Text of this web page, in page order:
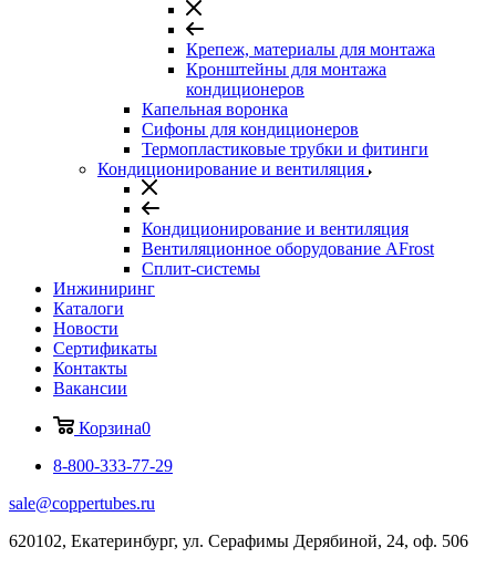
Крепеж, материалы для монтажа
Кронштейны для монтажа
кондиционеров
Капельная воронка
Сифоны для кондиционеров
Термопластиковые трубки и фитинги
Кондиционирование и вентиляция
Кондиционирование и вентиляция
Вентиляционное оборудование AFrost
Сплит-системы
Инжиниринг
Каталоги
Новости
Сертификаты
Контакты
Вакансии
Корзина0
8-800-333-77-29
sale@coppertubes.ru
620102, Екатеринбург, ул. Серафимы Дерябиной, 24, оф. 506